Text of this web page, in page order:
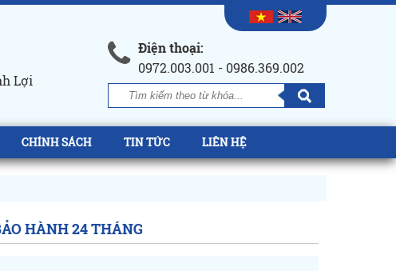
Lợi
Điện thoại:
0972.003.001 - 0986.369.002
CHÍNH SÁCH TIN TỨC LIÊN HỆ
HÀNH 24 THÁNG